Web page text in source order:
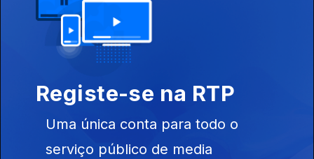
Registe-se na RTP
Uma única conta para todo o
serviço público de media